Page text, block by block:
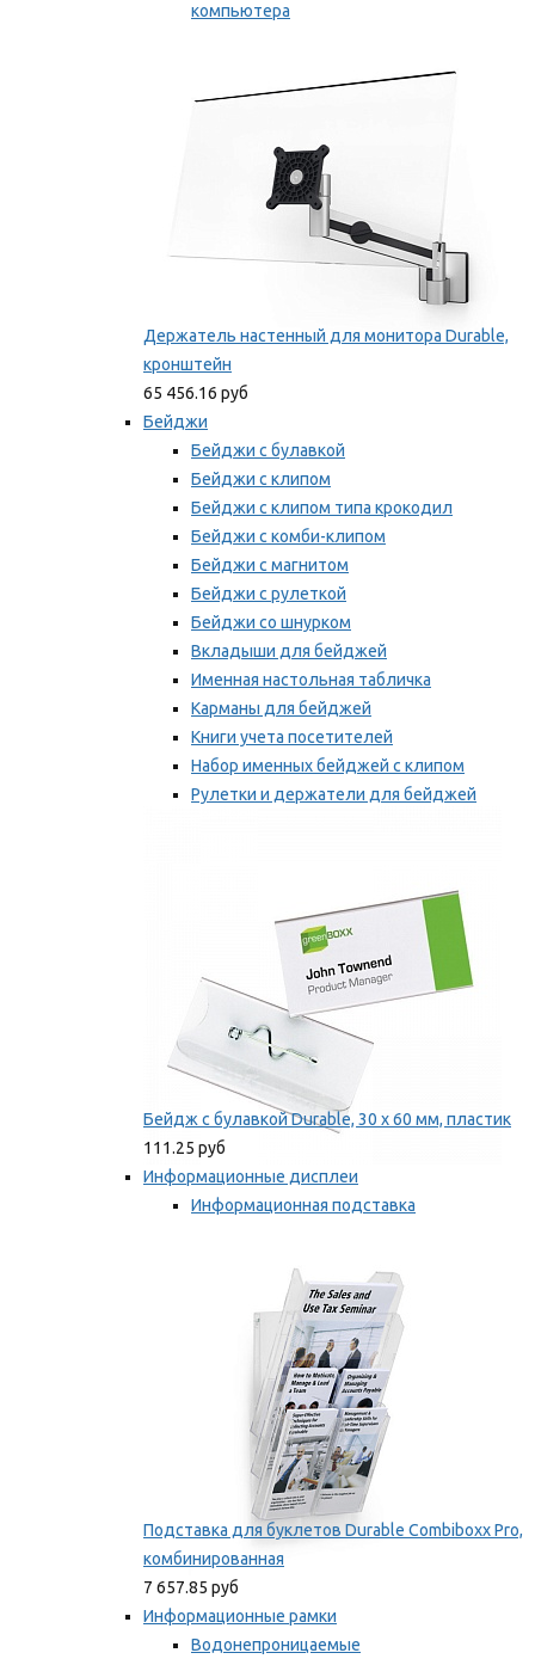
компьютера
Держатель настенный для монитора Durable,
кронштейн
65 456.16 руб
Бейджи
Бейджи с булавкой
Бейджи с клипом
Бейджи с клипом типа крокодил
Бейджи с комби-клипом
Бейджи с магнитом
Бейджи с рулеткой
Бейджи со шнурком
Вкладыши для бейджей
Именная настольная табличка
Карманы для бейджей
Книги учета посетителей
Набор именных бейджей с клипом
Рулетки и держатели для бейджей
Бейдж с булавкой Durable, 30 х 60 мм, пластик
111.25 руб
Информационные дисплеи
Информационная подставка
Подставка для буклетов Durable Combiboxx Pro,
комбинированная
7 657.85 руб
Информационные рамки
Водонепроницаемые